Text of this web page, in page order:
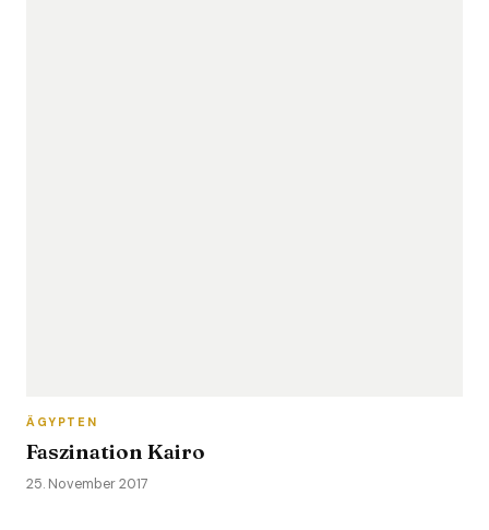
ÄGYPTEN
Faszination Kairo
25. November 2017